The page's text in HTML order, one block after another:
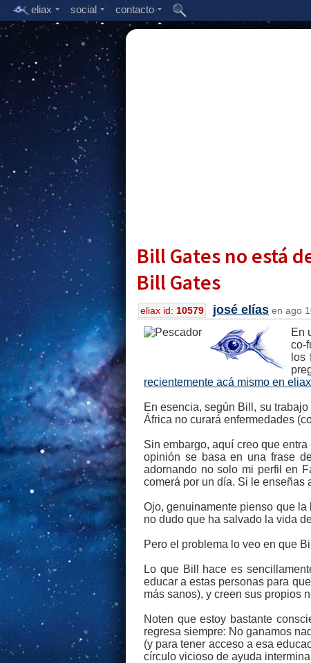
eliax social contacto
Bill Gates no está
Bill Gates
eliax id: 10579 josé elías en ago
En
co-
los
recientemente acá mismo en eliax
En esencia, según Bill, su
África no curará enfermedades
Sin embargo, aquí creo que
opinión se basa en una frase
adornando no solo mi perfil en
comerá por un día. Si le enseñas
Ojo, genuinamente pienso que
no dudo que ha salvado la vida
Pero el problema lo veo en que
Lo que Bill hace es
educar a estas personas para
más sanos), y creen sus propios
Noten que estoy bastante
regresa siempre: No ganamos
(y para tener acceso a esa
círculo vicioso de ayuda